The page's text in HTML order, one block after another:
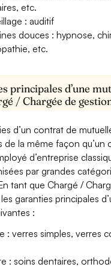
etc.
: auditif
douces : hypnose,
etc.
principales d’une
/ Chargée de
d’un contrat de
de la même façon qu’un
d’entreprise
par grandes
tant que Chargé /
garanties principales
:
: verres simples, verres
: soins dentaires,